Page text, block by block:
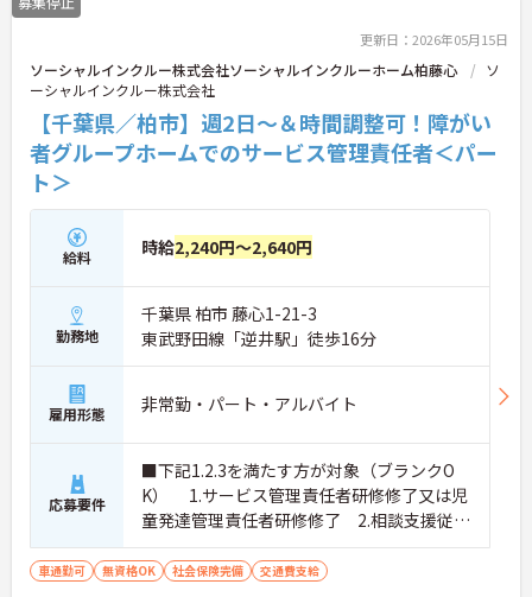
心です。また、請求・申請業務は本社専門部署が一
す。キャリアアップを目指したい方、プライベート
と両立しながら専門性を高めたい方におすすめで
す。ご興味のある方は詳細等をお伝えしますので、
お気軽にお問い合わせください。
更新日：2026年05月15日
ソーシャルインクルー株式会社ソーシャルインクルーホーム柏藤心
ソ
ーシャルインクルー株式会社
【千葉県／柏市】週2日～＆時間調整可！障がい
者グループホームでのサービス管理責任者＜パー
ト＞
給料 時給2,240円～2,640円
勤務地
千葉県 柏市 藤心1-21-3
東武野田線「逆井駅」徒歩16分
雇用形態 非常勤・パート・アルバイト
応募要件
■下記1.2.3を満たす方が対象（ブランクO
K） 1.サービス管理責任者研修修了又は児
童発達管理責任者研修修了 2.相談支援従事
者初任者研修修了又は相談支援従事者実務
者研修修了 3.普通自動車運転免許(AT限定
車通勤可 無資格OK 社会保険完備 交通費支給